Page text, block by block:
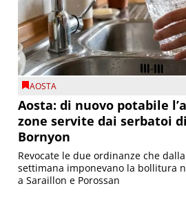
AOSTA
Aosta: di nuovo potabile
zone servite dai serbatoi
Bornyon
Revocate le due ordinanze che
settimana imponevano la bollitura
a Saraillon e Porossan